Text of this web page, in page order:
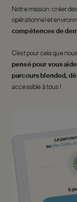
Notre mission : créer
opérationnel et
compétences de
C’est pour cela que
pensé pour vous
parcours blended,
accessible à tous !